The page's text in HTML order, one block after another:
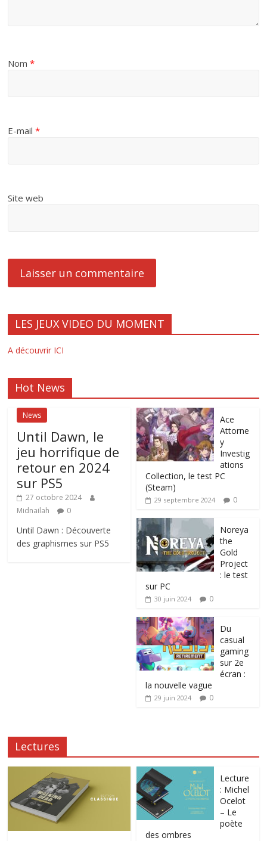
Nom*
E-mail*
Site web
LES JEUX VIDEO DU MOMENT
A découvrir ICI
Hot News
News
Until Dawn, le
jeu horrifique de
retour en 2024
sur PS5
27 octobre 2024
Midnailah
0
Until Dawn : Découverte
des graphismes sur PS5
Ace
Attorne
y
Investig
ations
Collection, le test PC
(Steam)
29 septembre 2024 0
Noreya
the
Gold
Project
: le test
sur PC
30 juin 2024 0
Du
casual
gaming
sur 2e
écran :
la nouvelle vague
29 juin 2024 0
Lectures
Lecture
: Michel
Ocelot
– Le
poète
des ombres